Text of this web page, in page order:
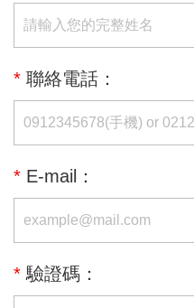
* 聯絡電話：
* E-mail：
* 驗證碼：